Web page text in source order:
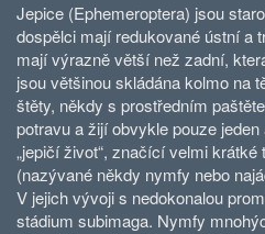
Jepice (Ephemeroptera) jsou
dospělci mají redukované ústní a
mají výrazně větší než zadní,
jsou většinou skládána kolmo na
štěty, někdy s prostředním
potravu a žijí obvykle pouze
„jepičí život“, značící velmi krátké
(nazývané někdy nymfy nebo
V jejich vývoji s nedokonalou
stádium subimaga. Nymfy